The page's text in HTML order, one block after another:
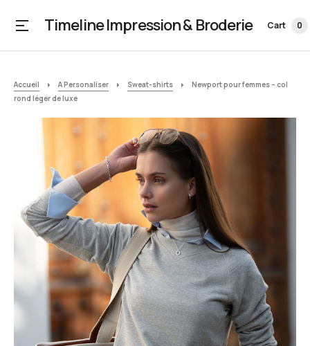
Timeline Impression & Broderie Cart 0
Accueil A Personaliser Sweat-shirts
Newport pour femmes – col
rond léger de luxe